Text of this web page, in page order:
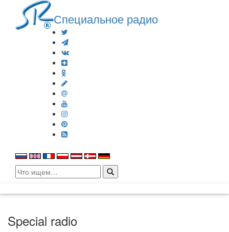
Специальное радио
Search
for:
Special radio